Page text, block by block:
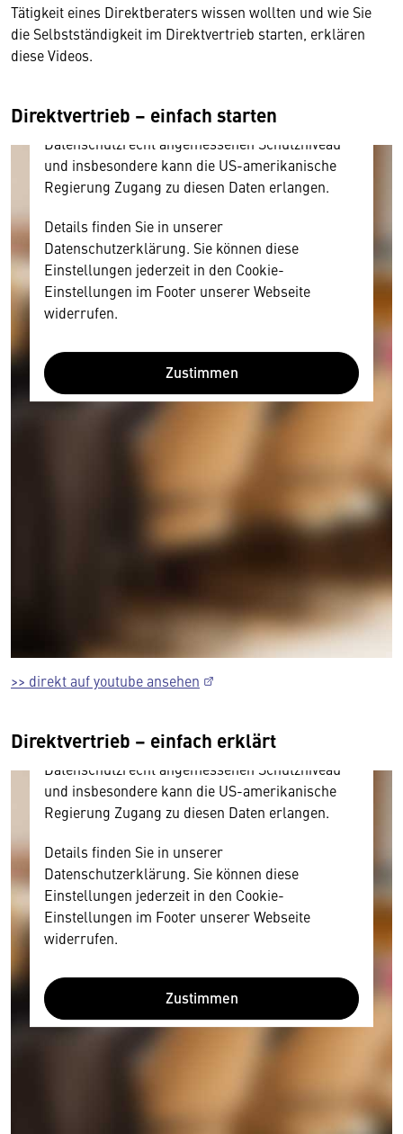
Tätigkeit eines Direktberaters wissen wollten und wie Sie
die Selbstständigkeit im Direktvertrieb starten, erklären
diese Videos.
Direktvertrieb – einfach starten
Inhalt anzeigen. Dafür benötigen wir allerdings
Ihre Zustimmung, da Ihr Browser
personenbezogene technische Daten zu Geräten
Diese Daten unterliegen keinem dem EU-
Datenschutzrecht angemessenen Schutzniveau
und insbesondere kann die US-amerikanische
Regierung Zugang zu diesen Daten erlangen.
Details finden Sie in unserer
Datenschutzerklärung. Sie können diese
Einstellungen jederzeit in den Cookie-
Einstellungen im Footer unserer Webseite
widerrufen.
Zustimmen
>> direkt auf youtube ansehen
Direktvertrieb – einfach erklärt
Wir benötigen Ihre Zustimmung
Hier würden wir Ihnen gerne einen externen
Inhalt anzeigen. Dafür benötigen wir allerdings
Ihre Zustimmung, da Ihr Browser
personenbezogene technische Daten zu Geräten
Diese Daten unterliegen keinem dem EU-
Datenschutzrecht angemessenen Schutzniveau
und insbesondere kann die US-amerikanische
Regierung Zugang zu diesen Daten erlangen.
Details finden Sie in unserer
Datenschutzerklärung. Sie können diese
Einstellungen jederzeit in den Cookie-
Einstellungen im Footer unserer Webseite
widerrufen.
Zustimmen